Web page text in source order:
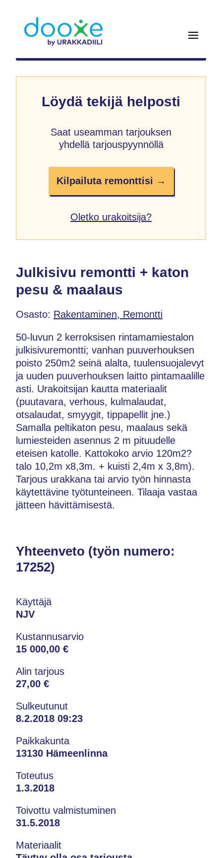
Löydä tekijä helposti
Saat useamman tarjouksen
yhdellä tarjouspyynnöllä
Kilpailuta remonttisi →
Oletko urakoitsija?
Julkisivu remontti + katon
pesu & maalaus
Osasto: Rakentaminen, Remontti
50-luvun 2 kerroksisen rintamamiestalon
julkisivuremontti; vanhan puuverhouksen
poisto 250m2 seinä alalta, tuulensuojalevyt
ja uuden puuverhouksen laitto pintamaalille
asti. Urakoitsijan kautta materiaalit
(puutavara, verhous, kulmalaudat,
otsalaudat, smyygit, tippapellit jne.)
Samalla peltikaton pesu, maalaus sekä
lumiesteiden asennus 2 m pituudelle
eteisen katolle. Kattokoko arvio 120m2?
talo 10,2m x8,3m. + kuisti 2,4m x 3,8m).
Tarjous urakkana tai arvio työn hinnasta
käytettävine työtunteineen. Tilaaja vastaa
jätteen hävittämisestä.
Yhteenveto (työn numero:
17252)
Käyttäjä
NJV
Kustannusarvio
15 000,00 €
Alin tarjous
27,00 €
Sulkeutunut
8.2.2018 09:23
Paikkakunta
13130 Hämeenlinna
Toteutus
1.3.2018
Toivottu valmistuminen
31.5.2018
Materiaalit